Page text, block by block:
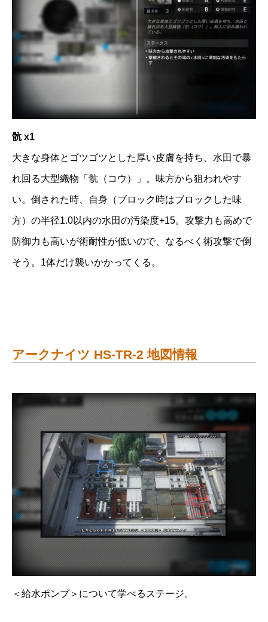
骯 x1
大きな身体とゴツゴツとした厚い皮膚を持ち、水田で暴
れ回る大型織物「骯（コウ）」。味方から狙われやす
い。倒された時、自身（ブロック時はブロックした味
方）の半径1.0以内の水田の汚染度+15。攻撃力も高めで
防御力も高いが術耐性が低いので、なるべく術攻撃で倒
そう。1体だけ襲いかかってくる。
アークナイツ HS-TR-2 地図情報
＜給水ポンプ＞について学べるステージ。